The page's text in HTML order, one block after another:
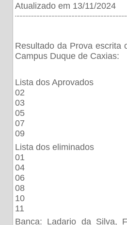
Atualizado em 13/11/2024
Resultado da Prova escrita
Campus Duque de Caxias:
Lista dos Aprovados
02
03
05
07
09
Lista dos eliminados
01
04
06
08
10
11
Banca: Ladario da Silva,